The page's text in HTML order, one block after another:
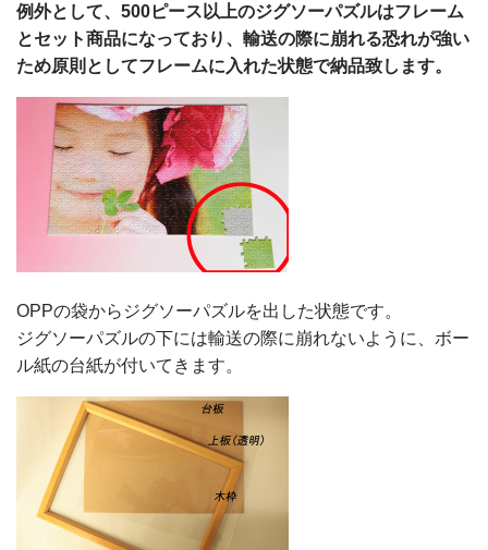
例外として、500ピース以上のジグソーパズルはフレーム
とセット商品になっており、輸送の際に崩れる恐れが強い
ため原則としてフレームに入れた状態で納品致します。
OPPの袋からジグソーパズルを出した状態です。
ジグソーパズルの下には輸送の際に崩れないように、ボー
ル紙の台紙が付いてきます。